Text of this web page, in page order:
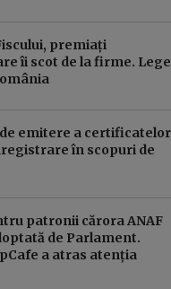
premiați
îi scot de la firme. Lege
de emitere a certificatelor
în scopuri de
patronii cărora ANAF
de Parlament.
a atras atenția